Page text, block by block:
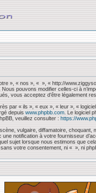
», « nos », « », « http://
pouvons modifier celles-ci à
vous acceptez d’être légalement
par « ils », « eux », « leur », «
depuis www.phpbb.com . Le logiciel
veuillez consulter : https://
vulgaire, diffamatoire,
notification à votre fournisseur
sujet lorsque nous estimons que
votre consentement, ni « », ni